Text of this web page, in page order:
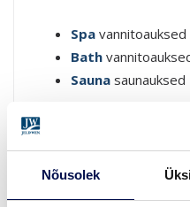
Nõusolek
Spa vannitoauksed
Bath
Sauna saunauksed
Täienda interjööri
ja värvile mõtle läbi ka
vajad niiskuskindlamaid,
tulekindlamaid uksi või